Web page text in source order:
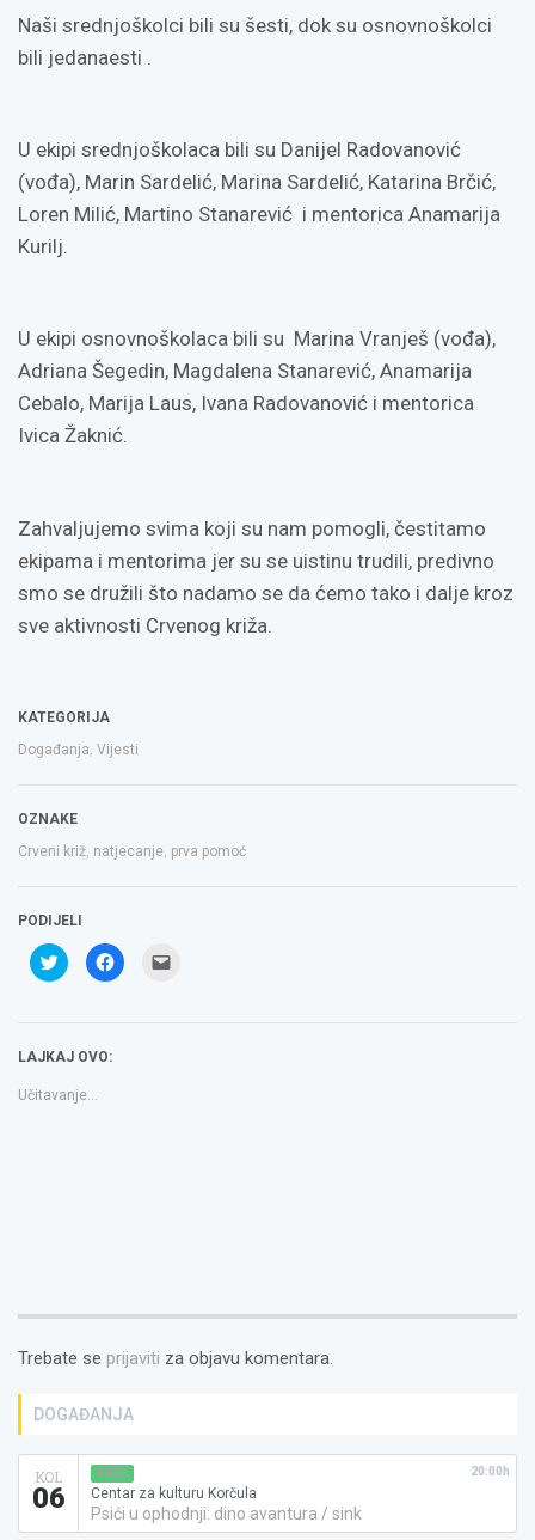
Naši srednjoškolci bili su šesti, dok su osnovnoškolci
bili jedanaesti .
U ekipi srednjoškolaca bili su Danijel Radovanović
(vođa), Marin Sardelić, Marina Sardelić, Katarina Brčić,
Loren Milić, Martino Stanarević i mentorica Anamarija
Kurilj.
U ekipi osnovnoškolaca bili su Marina Vranješ (vođa),
Adriana Šegedin, Magdalena Stanarević, Anamarija
Cebalo, Marija Laus, Ivana Radovanović i mentorica
Ivica Žaknić.
Zahvaljujemo svima koji su nam pomogli, čestitamo
ekipama i mentorima jer su se uistinu trudili, predivno
smo se družili što nadamo se da ćemo tako i dalje kroz
sve aktivnosti Crvenog križa.
KATEGORIJA
Događanja Vijesti
OZNAKE
Crveni križ natjecanje prva pomoć
PODIJELI
Podijeli
na
Twitteru
u
prozoru)
Klikom
podijelite
u to
LAJKAJ OVO:
Učitavanje...
Trebate se prijaviti za objavu komentara.
DOGAĐANJA
KOL
06
KINO
Centar za kulturu Korčula
Psići u ophodnji: dino avantura / sink
20:00h